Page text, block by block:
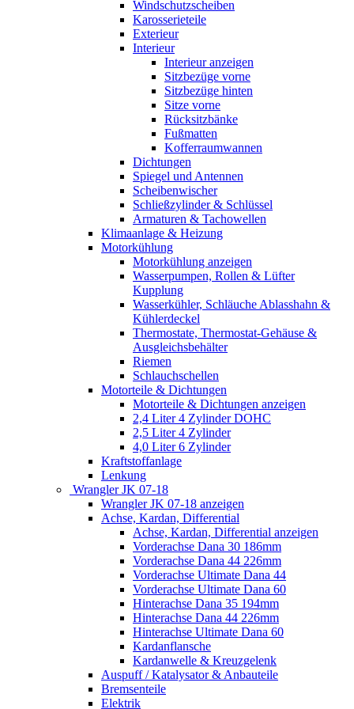
Windschutzscheiben
Karosserieteile
Exterieur
Interieur
Interieur anzeigen
Sitzbezüge vorne
Sitzbezüge hinten
Sitze vorne
Rücksitzbänke
Fußmatten
Kofferraumwannen
Dichtungen
Spiegel und Antennen
Scheibenwischer
Schließzylinder & Schlüssel
Armaturen & Tachowellen
Klimaanlage & Heizung
Motorkühlung
Motorkühlung anzeigen
Wasserpumpen, Rollen & Lüfter
Kupplung
Wasserkühler, Schläuche Ablasshahn &
Kühlerdeckel
Thermostate, Thermostat-Gehäuse &
Ausgleichsbehälter
Riemen
Schlauchschellen
Motorteile & Dichtungen
Motorteile & Dichtungen anzeigen
2,4 Liter 4 Zylinder DOHC
2,5 Liter 4 Zylinder
4,0 Liter 6 Zylinder
Kraftstoffanlage
Lenkung
Wrangler JK 07-18
Wrangler JK 07-18 anzeigen
Achse, Kardan, Differential
Achse, Kardan, Differential anzeigen
Vorderachse Dana 30 186mm
Vorderachse Dana 44 226mm
Vorderachse Ultimate Dana 44
Vorderachse Ultimate Dana 60
Hinterachse Dana 35 194mm
Hinterachse Dana 44 226mm
Hinterachse Ultimate Dana 60
Kardanflansche
Kardanwelle & Kreuzgelenk
Auspuff / Katalysator & Anbauteile
Bremsenteile
Elektrik